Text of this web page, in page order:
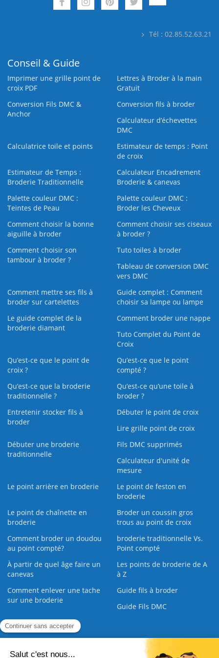
Tél : 02.85.52.63.21
Conseil & Guide
Imprimer une grille point de
croix PDF
Lettres à Broder à la main
Gratuit
Conversion Fils DMC &
Anchor
Conversion fils à broder
Calculateur d’échevettes
DMC
Calculatrice toile et points
Estimateur de temps : Point
de croix
Estimateur de Temps :
Broderie Traditionnelle
Calculateur Encadrement
Broderie & canevas
Palette couleur DMC :
Teintes de Peau
Palette couleur DMC :
Broder les Cheveux
Comment choisir la bonne
aiguille à broder
Comment choisir ses ciseaux
à broder ?
Comment choisir son
tambour à broder ?
Tuto toiles à broder
Tableau de conversion DMC
vers DMC
Comment mettre ses fils à
broder sur cartelettes
Guide complet : Comment
choisir sa lampe ou lampe
Le guide complet de la
broderie diamant
Comment broder une nappe
Tuto Complet du Point de
Croix
Qu’est-ce que le point de
croix ?
Qu’est-ce que le point
compté ?
Qu’est-ce que la broderie
traditionnelle ?
Qu’est‑ce qu’une toile à
broder ?
Entretenir stocker fils à
broder
Débuter le point de croix
Lire grille point de croix
Débuter une broderie
traditionnelle
Fils DMC supprimés
Calculateur d'unité de
mesure
Le point arrière en broderie
Le point de feston en
broderie
Le point de chaînette en
broderie
Broder un coussin gros
trous au point de croix
Comment broder un doudou
au point compté?
broderie traditionnelle Vs.
Point compté
À partir de quel âge faire un
canevas
Les points de broderie de A
à Z
Comment enlever une tache
sur une broderie
Guide fils à broder
Guide Fils DMC
Guide de la Broderie